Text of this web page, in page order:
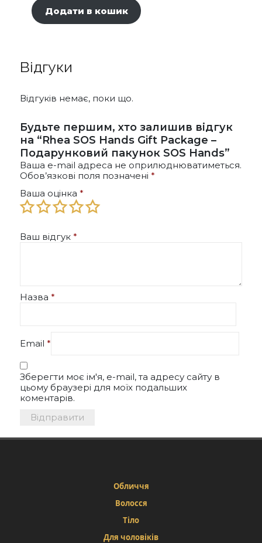
Додати в кошик
Відгуки
Відгуків немає, поки що.
Будьте першим, хто залишив відгук
на “Rhea SOS Hands Gift Package –
Подарунковий пакунок SOS Hands”
Ваша e-mail адреса не оприлюднюватиметься.
Обов’язкові поля позначені *
Ваша оцінка *
Ваш відгук *
Назва *
Email *
Зберегти моє ім'я, e-mail, та адресу сайту в
цьому браузері для моїх подальших
коментарів.
Обличчя
Волосся
Тіло
Для чоловіків